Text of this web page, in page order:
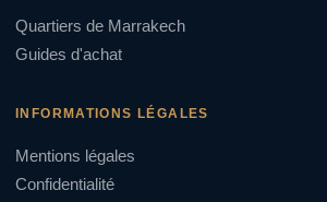
Quartiers de Marrakech
Guides d'achat
INFORMATIONS LÉGALES
Mentions légales
Confidentialité